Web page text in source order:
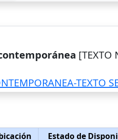
[TEXTO
TEXTO
Estado de